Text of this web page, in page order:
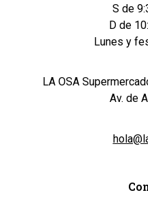
S de
D de
Lunes y
LA OSA
Av. de